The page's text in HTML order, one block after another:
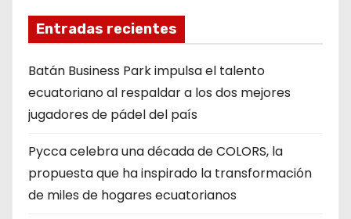
Entradas recientes
Batán Business Park impulsa el talento
ecuatoriano al respaldar a los dos mejores
jugadores de pádel del país
Pycca celebra una década de COLORS, la
propuesta que ha inspirado la transformación
de miles de hogares ecuatorianos